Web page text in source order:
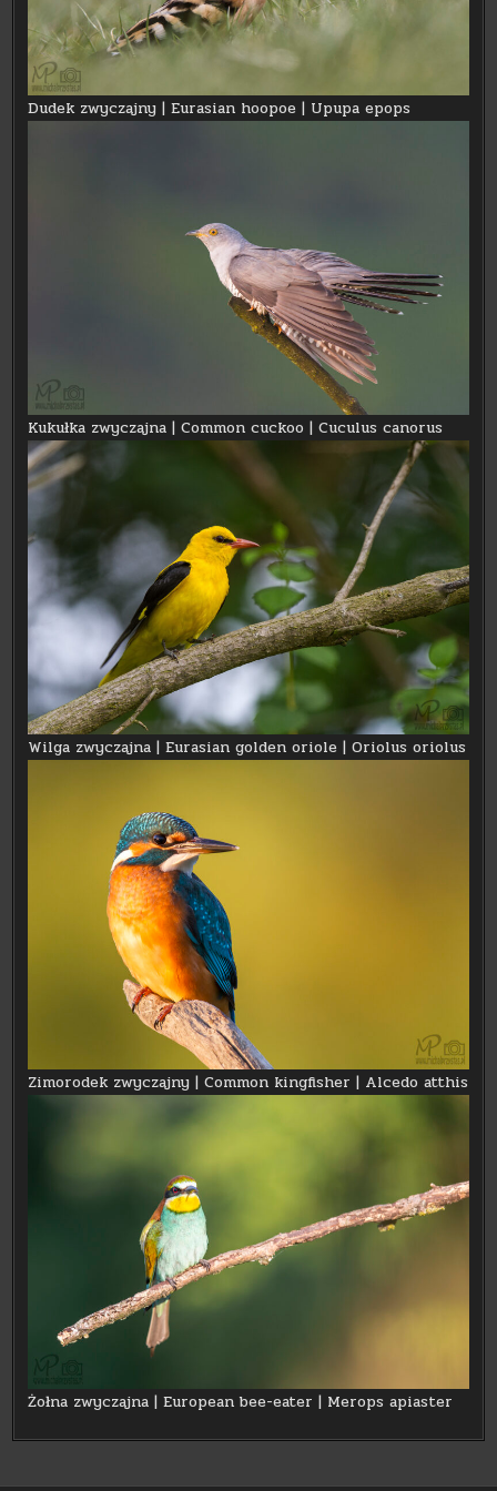
Dudek zwyczajny | Eurasian hoopoe | Upupa epops
Kukułka zwyczajna | Common cuckoo | Cuculus canorus
Wilga zwyczajna | Eurasian golden oriole | Oriolus oriolus
Zimorodek zwyczajny | Common kingfisher | Alcedo atthis
Żołna zwyczajna | European bee-eater | Merops apiaster